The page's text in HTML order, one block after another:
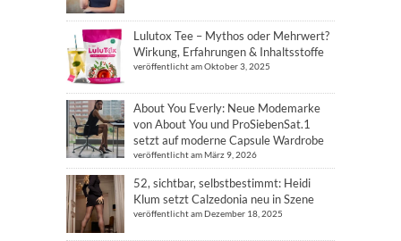
Lulutox Tee – Mythos oder Mehrwert?
Wirkung, Erfahrungen & Inhaltsstoffe
veröffentlicht am Oktober 3, 2025
About You Everly: Neue Modemarke
von About You und ProSiebenSat.1
setzt auf moderne Capsule Wardrobe
veröffentlicht am März 9, 2026
52, sichtbar, selbstbestimmt: Heidi
Klum setzt Calzedonia neu in Szene
veröffentlicht am Dezember 18, 2025